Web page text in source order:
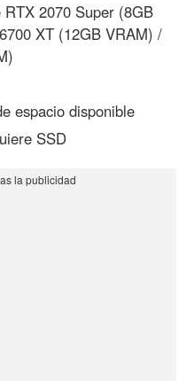
2070 Super (8GB
XT (12GB VRAM) /
espacio disponible
SSD